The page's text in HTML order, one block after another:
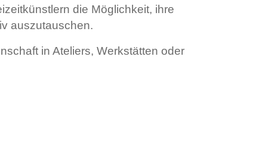
die Möglichkeit, ihre
auszutauschen.
in Ateliers, Werkstätten oder